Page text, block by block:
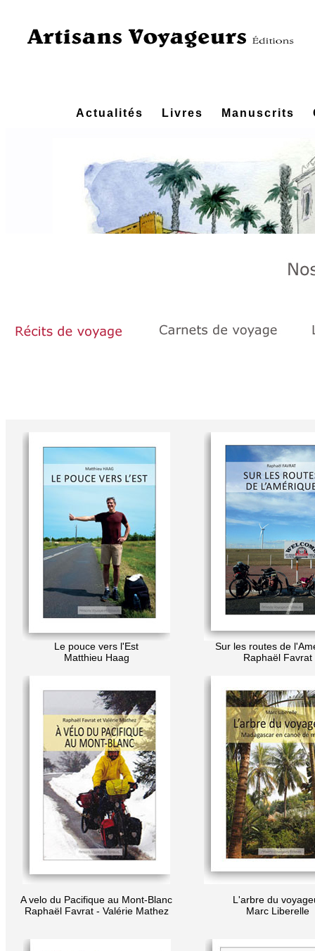
Actualités Livres Manuscrits
Le pouce vers l'Est
Matthieu Haag
Sur les routes de
Raphaël Favrat
A velo du Pacifique au Mont-Blanc
Raphaël Favrat - Valérie Mathez
L'arbre du
Marc Liberelle